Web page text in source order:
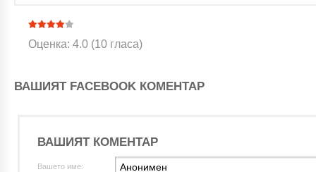
Оценка: 4.0 (10 гласа)
ВАШИЯТ FACEBOOK КОМЕНТАР
ВАШИЯТ КОМЕНТАР
Вашето име: